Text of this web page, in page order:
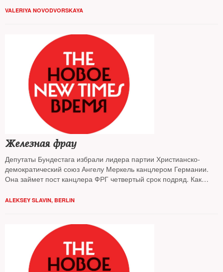
VALERIYA NOVODVORSKAYA
Железная фрау
Депутаты Бундестага избрали лидера партии Христианско-
демократический союз Ангелу Меркель канцлером Германии.
Она займет пост канцлера ФРГ четвертый срок подряд. Как
ALEKSEY SLAVIN, BERLIN